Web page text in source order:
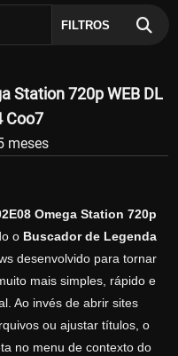
FILTROS
Station 720p WEB DL
Coo7
meses
Omega Station 720p
o Buscador de Legenda
desenvolvido para tornar
mais simples, rápido e
Ao invés de abrir sites
ou ajustar títulos, o
no menu de contexto do